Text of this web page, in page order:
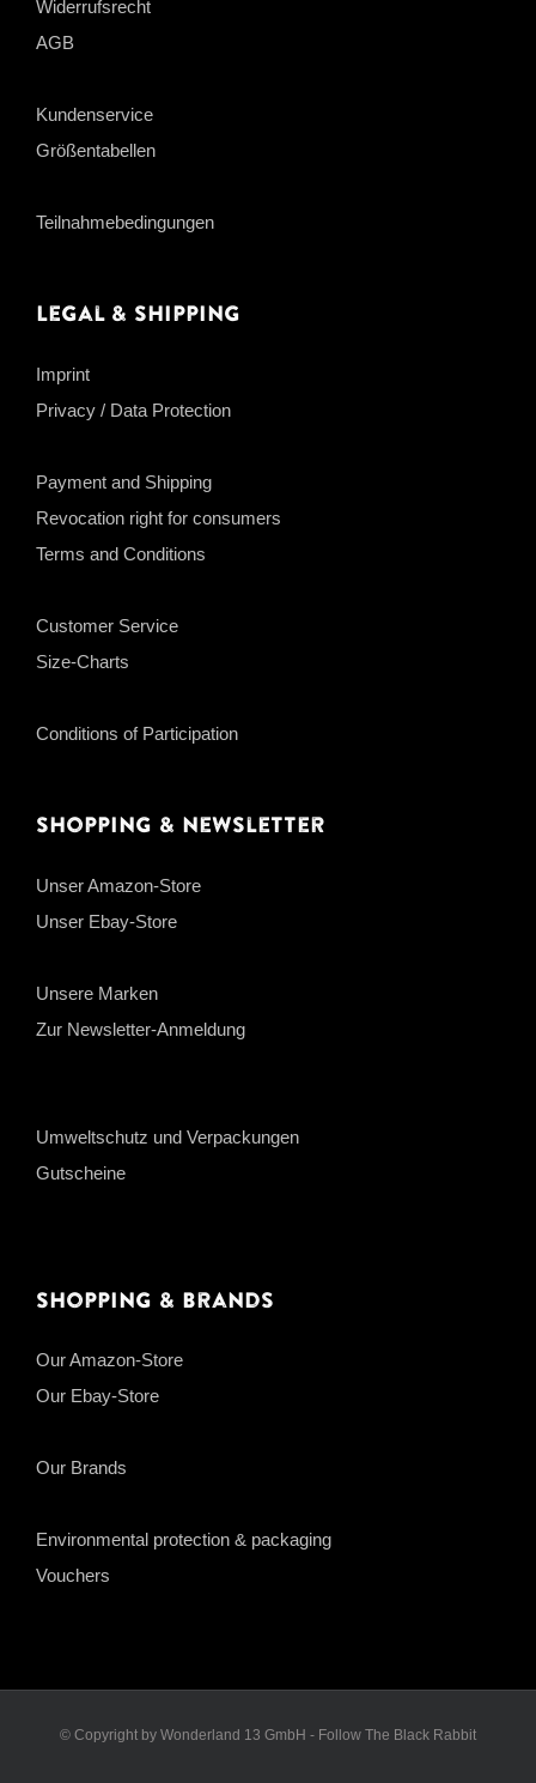
Widerrufsrecht
AGB
Kundenservice
Größentabellen
Teilnahmebedingungen
Legal & Shipping
Imprint
Privacy / Data Protection
Payment and Shipping
Revocation right for consumers
Terms and Conditions
Customer Service
Size-Charts
Conditions of Participation
Shopping & Newsletter
Unser Amazon-Store
Unser Ebay-Store
Unsere Marken
Zur Newsletter-Anmeldung
Umweltschutz und Verpackungen
Gutscheine
Shopping & Brands
Our Amazon-Store
Our Ebay-Store
Our Brands
Environmental protection & packaging
Vouchers
© Copyright by Wonderland 13 GmbH - Follow The Black Rabbit